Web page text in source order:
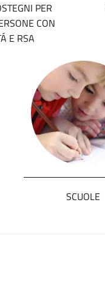
PER
CON
E RSA
SCUOLE